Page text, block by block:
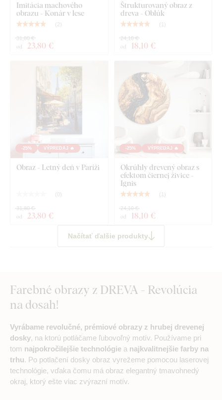
Pri rozmere 21x31 cm, 32x48 cm a 45x67 cm
obsahuje obraz jeden háčik.
Pri rozmere 67x100 cm obsahuje obraz 2 háčiky.
diele 2 háčiky (2x2=4 háčiky dohromady).
Čo nájdete v balíku?
Drevený obraz - DNA
Vopred namontovaný háčik / háčiky na druhej strane
obrazu
Prehľadný návod na montáž
Imitácia machového
obrazu - Konár v lese
( 2)
od 23,80 €
31,80 €
Štrukturovaný obraz z
dreva - Oblúk
( 1 )
od 18,10 €
24,10 €
-25% VÝPREDAJ 🔥
Obraz - Letný deň v Paríži
( 0)
od 23,80 €
31,80 €
-25% VÝPREDAJ 🔥
Okrúhly drevený obraz s
efektom čiernej živice -
Ignis
( 1 )
od 18,10 €
24,10 €
Načítať ďalšie produkty
Farebné obrazy z DREVA - Revolúcia
na dosah!
Vyrábame revolučné, prémiové obrazy z hrubej drevenej
dosky, na ktorú potláčame ľubovoľný motív. Používame pri
tom najpokročilejšie technológie a najkvalitnejšie farby na
trhu. Po potlačení dosky obraz vyrežeme pomocou laserovej
technológie, vďaka čomu má obraz elegantný tmavohnedý
okraj, ktorý ešte viac zvýrazní motív.